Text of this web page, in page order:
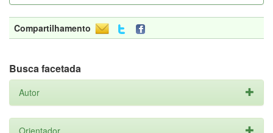
Compartilhamento
Busca facetada
Autor
Orientador